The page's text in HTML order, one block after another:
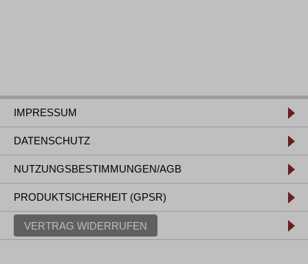
IMPRESSUM
DATENSCHUTZ
NUTZUNGSBESTIMMUNGEN/AGB
PRODUKTSICHERHEIT (GPSR)
VERTRAG WIDERRUFEN